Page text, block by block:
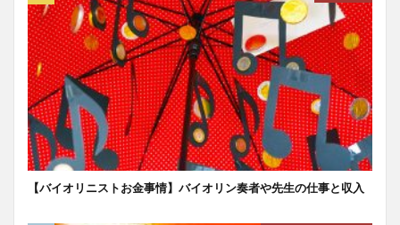
【バイオリニストお金事情】バイオリン奏者や先生の仕事と収入